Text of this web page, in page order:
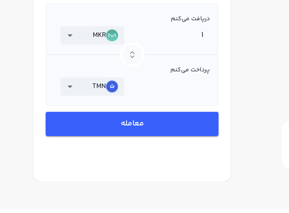
دریافت می‌کنم
MKR
پرداخت می‌کنم
TMN
معامله